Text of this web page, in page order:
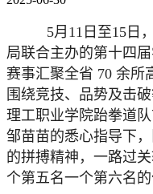
5月11日至15日，
局联合主办的第十四
赛事汇聚全省 70 余所
围绕竞技、品势及击
理工职业学院跆拳道
邹苗苗的悉心指导下
的拼搏精神，一路过
个第五名一个第六名